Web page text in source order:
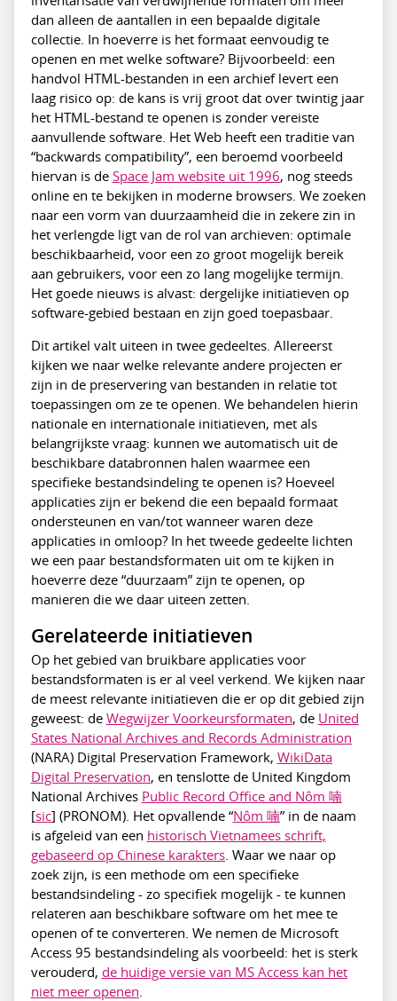
dan alleen de aantallen in een bepaalde digitale
collectie. In hoeverre is het formaat eenvoudig te
openen en met welke software? Bijvoorbeeld: een
handvol HTML-bestanden in een archief levert een
laag risico op: de kans is vrij groot dat over twintig jaar
het HTML-bestand te openen is zonder vereiste
aanvullende software. Het Web heeft een traditie van
“backwards compatibility”, een beroemd voorbeeld
hiervan is de Space Jam website uit 1996, nog steeds
online en te bekijken in moderne browsers. We zoeken
naar een vorm van duurzaamheid die in zekere zin in
het verlengde ligt van de rol van archieven: optimale
beschikbaarheid, voor een zo groot mogelijk bereik
aan gebruikers, voor een zo lang mogelijke termijn.
Het goede nieuws is alvast: dergelijke initiatieven op
software-gebied bestaan en zijn goed toepasbaar.
Dit artikel valt uiteen in twee gedeeltes. Allereerst
kijken we naar welke relevante andere projecten er
zijn in de preservering van bestanden in relatie tot
toepassingen om ze te openen. We behandelen hierin
nationale en internationale initiatieven, met als
belangrijkste vraag: kunnen we automatisch uit de
beschikbare databronnen halen waarmee een
specifieke bestandsindeling te openen is? Hoeveel
applicaties zijn er bekend die een bepaald formaat
ondersteunen en van/tot wanneer waren deze
applicaties in omloop? In het tweede gedeelte lichten
we een paar bestandsformaten uit om te kijken in
hoeverre deze “duurzaam” zijn te openen, op
manieren die we daar uiteen zetten.
Gerelateerde initiatieven
Op het gebied van bruikbare applicaties voor
bestandsformaten is er al veel verkend. We kijken naar
de meest relevante initiatieven die er op dit gebied zijn
geweest: de Wegwijzer Voorkeursformaten, de United
States National Archives and Records Administration
(NARA) Digital Preservation Framework, WikiData
Digital Preservation, en tenslotte de United Kingdom
National Archives Public Record Office and Nôm 喃
[sic] (PRONOM). Het opvallende “Nôm 喃” in de naam
is afgeleid van een historisch Vietnamees schrift,
gebaseerd op Chinese karakters. Waar we naar op
zoek zijn, is een methode om een specifieke
bestandsindeling - zo specifiek mogelijk - te kunnen
relateren aan beschikbare software om het mee te
openen of te converteren. We nemen de Microsoft
Access 95 bestandsindeling als voorbeeld: het is sterk
verouderd, de huidige versie van MS Access kan het
niet meer openen